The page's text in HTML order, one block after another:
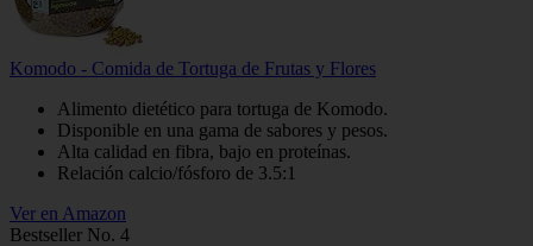
Komodo - Comida de Tortuga de Frutas y Flores
Alimento dietético para tortuga de Komodo.
Disponible en una gama de sabores y pesos.
Alta calidad en fibra, bajo en proteínas.
Relación calcio/fósforo de 3.5:1
Ver en Amazon
Bestseller No. 4